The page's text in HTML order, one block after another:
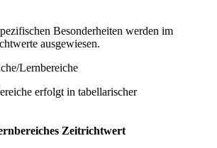
Besonderheiten werden im
ausgewiesen.
Lernbereiche
erfolgt in tabellarischer
Zeitrichtwert